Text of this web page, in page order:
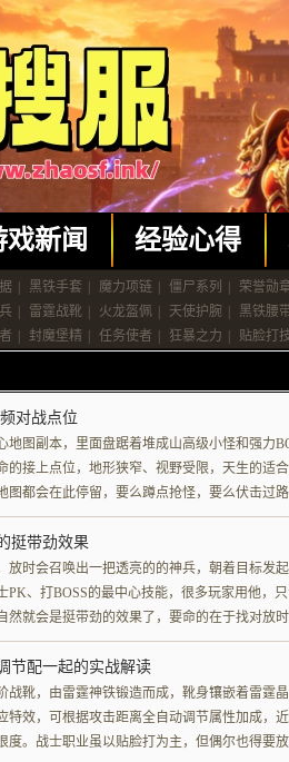
戏新闻 经验心得
黑铁手套 魔力项链 僵尸系列
荣誉勋
雷霆战靴 火龙盔佩 天使护腕
黑铁腰
封魔堡精 任务使者 狂暴之力 贴脸打
对战点位
地图副本，里面盘踞着堆成山高级小怪和强力
的接上点位，地形狭窄、视野受限，天生的适
图都会在此停留，要么蹲点抢怪，要么伏击过
挺带劲效果
放时会召唤出一把透亮的的神兵，朝着目标发
PK、打BOSS的最中心技能，很多玩家用他，
然就会是挺带劲的效果了，要命的在于找对放
节配一起的实战解读
战靴，由雷霆神铁锻造而成，靴身镶嵌着雷霆
特效，可根据攻击距离全自动调节属性加成，
度。战士职业虽以贴脸打为主，但偶尔也得要